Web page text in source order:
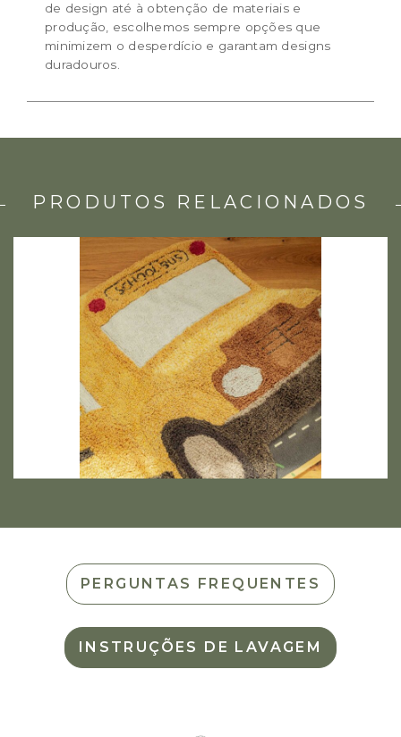
de design até à obtenção de materiais e
produção, escolhemos sempre opções que
minimizem o desperdício e garantam designs
duradouros.
PRODUTOS RELACIONADOS
PERGUNTAS FREQUENTES
INSTRUÇÕES DE LAVAGEM